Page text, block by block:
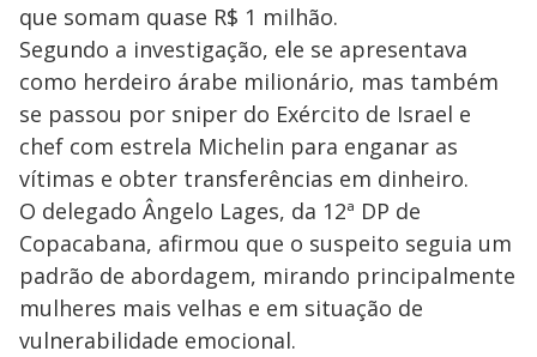
que somam quase R$ 1 milhão.
Segundo a investigação, ele se apresentava
como herdeiro árabe milionário, mas também
se passou por sniper do Exército de Israel e
chef com estrela Michelin para enganar as
vítimas e obter transferências em dinheiro.
O delegado Ângelo Lages, da 12ª DP de
Copacabana, afirmou que o suspeito seguia um
padrão de abordagem, mirando principalmente
mulheres mais velhas e em situação de
vulnerabilidade emocional.